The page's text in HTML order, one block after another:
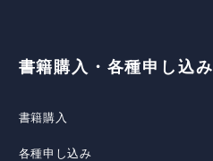
書籍購入・各種申し込み
書籍購入
各種申し込み